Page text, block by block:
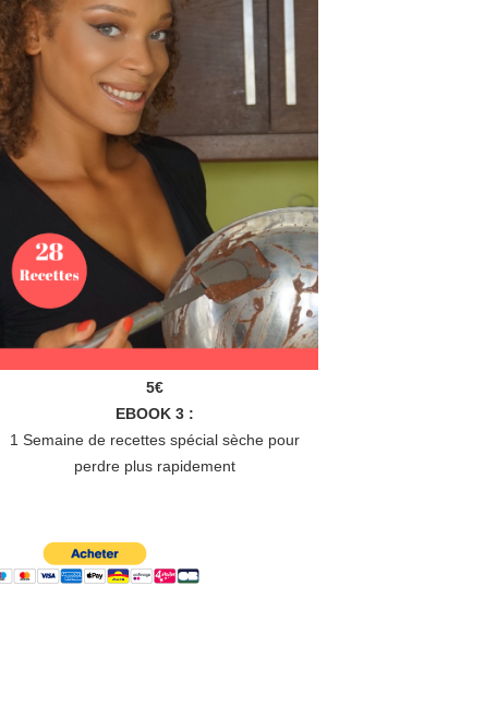
5€
EBOOK 3 :
1 Semaine de recettes spécial sèche pour
perdre plus rapidement